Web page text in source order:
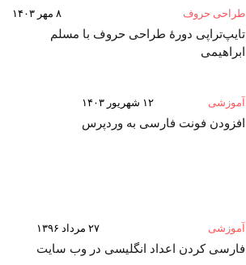
طراحی حروف ۸ مهر ۱۴۰۳
تایپ‌تراپی دورهٔ طراحی حروف با مسلم
ابراهیمی
آموزشی ۱۲ شهریور ۱۴۰۳
افزودن فونت فارسی به وردپرس
آموزشی ۲۷ مرداد ۱۳۹۶
فارسی کردن اعداد انگلیسی در وب‌ سایت